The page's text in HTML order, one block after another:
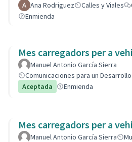
Ana Rodriguez Calles y Viales
Enmienda
Mes carregadors per a
Manuel Antonio García Sierra
Comunicaciones para un
Aceptada
Enmienda
Mes carregadors per a
Manuel Antonio García Sierra